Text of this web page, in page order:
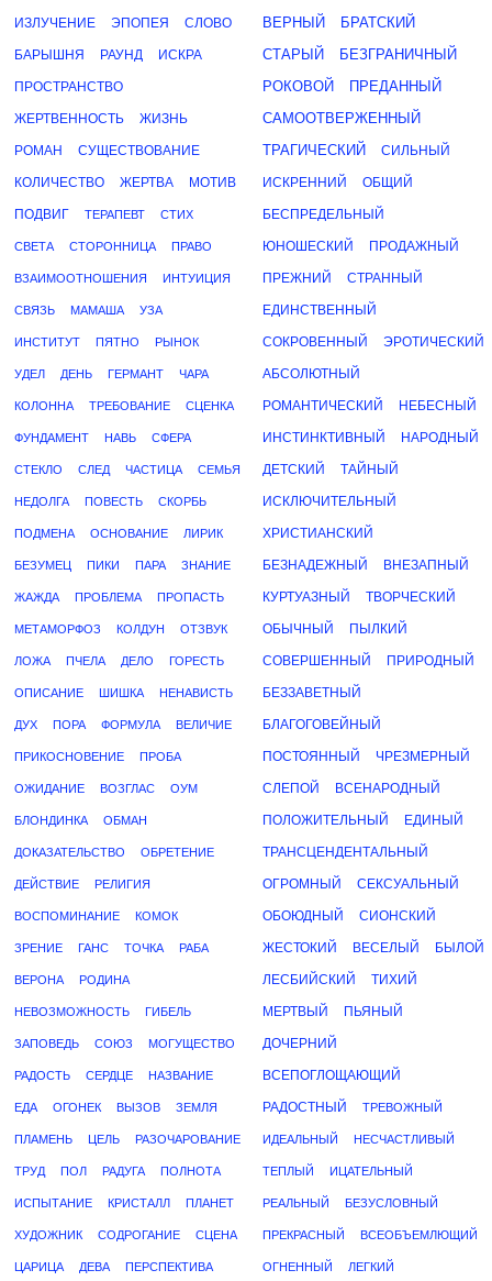
ИЗЛУЧЕНИЕ ЭПОПЕЯ СЛОВО
БАРЫШНЯ РАУНД ИСКРА
ПРОСТРАНСТВО
ЖЕРТВЕННОСТЬ ЖИЗНЬ
РОМАН СУЩЕСТВОВАНИЕ
КОЛИЧЕСТВО ЖЕРТВА МОТИВ
ПОДВИГ ТЕРАПЕВТ СТИХ
СВЕТА СТОРОННИЦА ПРАВО
ВЗАИМООТНОШЕНИЯ ИНТУИЦИЯ
СВЯЗЬ МАМАША УЗА
ИНСТИТУТ ПЯТНО РЫНОК
УДЕЛ ДЕНЬ ГЕРМАНТ ЧАРА
КОЛОННА ТРЕБОВАНИЕ СЦЕНКА
ФУНДАМЕНТ НАВЬ СФЕРА
СТЕКЛО СЛЕД ЧАСТИЦА СЕМЬЯ
НЕДОЛГА ПОВЕСТЬ СКОРБЬ
ПОДМЕНА ОСНОВАНИЕ ЛИРИК
БЕЗУМЕЦ ПИКИ ПАРА ЗНАНИЕ
ЖАЖДА ПРОБЛЕМА ПРОПАСТЬ
МЕТАМОРФОЗ КОЛДУН ОТЗВУК
ЛОЖА ПЧЕЛА ДЕЛО ГОРЕСТЬ
ОПИСАНИЕ ШИШКА НЕНАВИСТЬ
ДУХ ПОРА ФОРМУЛА ВЕЛИЧИЕ
ПРИКОСНОВЕНИЕ ПРОБА
ОЖИДАНИЕ ВОЗГЛАС ОУМ
БЛОНДИНКА ОБМАН
ДОКАЗАТЕЛЬСТВО ОБРЕТЕНИЕ
ДЕЙСТВИЕ РЕЛИГИЯ
ВОСПОМИНАНИЕ КОМОК
ЗРЕНИЕ ГАНС ТОЧКА РАБА
ВЕРОНА РОДИНА
НЕВОЗМОЖНОСТЬ ГИБЕЛЬ
ЗАПОВЕДЬ СОЮЗ МОГУЩЕСТВО
РАДОСТЬ СЕРДЦЕ НАЗВАНИЕ
ЕДА ОГОНЕК ВЫЗОВ ЗЕМЛЯ
ПЛАМЕНЬ ЦЕЛЬ РАЗОЧАРОВАНИЕ
ТРУД ПОЛ РАДУГА ПОЛНОТА
ИСПЫТАНИЕ КРИСТАЛЛ ПЛАНЕТ
ХУДОЖНИК СОДРОГАНИЕ СЦЕНА
ЦАРИЦА ДЕВА ПЕРСПЕКТИВА
ВЕРНЫЙ
БРАТСКИЙ
СТАРЫЙ
БЕЗГРАНИЧНЫЙ
РОКОВОЙ
ПРЕДАННЫЙ
САМООТВЕРЖЕННЫЙ
ТРАГИЧЕСКИЙ
СИЛЬНЫЙ
ИСКРЕННИЙ ОБЩИЙ
БЕСПРЕДЕЛЬНЫЙ
ЮНОШЕСКИЙ ПРОДАЖНЫЙ
ПРЕЖНИЙ СТРАННЫЙ
ЕДИНСТВЕННЫЙ
СОКРОВЕННЫЙ ЭРОТИЧЕСКИЙ
АБСОЛЮТНЫЙ
РОМАНТИЧЕСКИЙ НЕБЕСНЫЙ
ИНСТИНКТИВНЫЙ НАРОДНЫЙ
ДЕТСКИЙ ТАЙНЫЙ
ИСКЛЮЧИТЕЛЬНЫЙ
ХРИСТИАНСКИЙ
БЕЗНАДЕЖНЫЙ ВНЕЗАПНЫЙ
КУРТУАЗНЫЙ ТВОРЧЕСКИЙ
ОБЫЧНЫЙ ПЫЛКИЙ
СОВЕРШЕННЫЙ ПРИРОДНЫЙ
БЕЗЗАВЕТНЫЙ
БЛАГОГОВЕЙНЫЙ
ПОСТОЯННЫЙ ЧРЕЗМЕРНЫЙ
СЛЕПОЙ ВСЕНАРОДНЫЙ
ПОЛОЖИТЕЛЬНЫЙ ЕДИНЫЙ
ТРАНСЦЕНДЕНТАЛЬНЫЙ
ОГРОМНЫЙ СЕКСУАЛЬНЫЙ
ОБОЮДНЫЙ СИОНСКИЙ
ЖЕСТОКИЙ ВЕСЕЛЫЙ БЫЛОЙ
ЛЕСБИЙСКИЙ ТИХИЙ
МЕРТВЫЙ ПЬЯНЫЙ
ДОЧЕРНИЙ
ВСЕПОГЛОЩАЮЩИЙ
РАДОСТНЫЙ ТРЕВОЖНЫЙ
ИДЕАЛЬНЫЙ НЕСЧАСТЛИВЫЙ
ТЕПЛЫЙ ИЦАТЕЛЬНЫЙ
РЕАЛЬНЫЙ БЕЗУСЛОВНЫЙ
ПРЕКРАСНЫЙ ВСЕОБЪЕМЛЮЩИЙ
ОГНЕННЫЙ ЛЕГКИЙ